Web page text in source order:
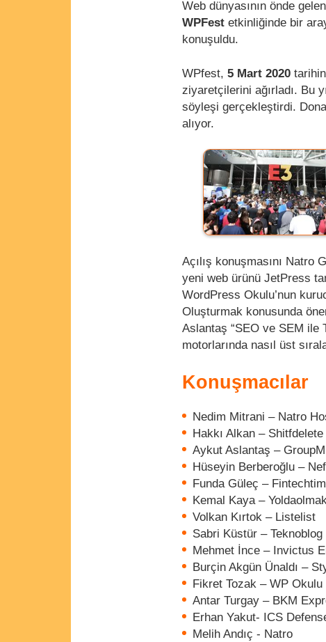
Web dünyasının önde
WPFest etkinliğinde bir
konuşuldu.
WPfest, 5 Mart 2020
ziyaretçilerini ağırladı. Bu
söyleşi gerçekleştirdi.
alıyor.
Açılış konuşmasını Natro
yeni web ürünü JetPress
WordPress Okulu’nun
Oluşturmak konusunda
Aslantaş “SEO ve SEM ile
motorlarında nasıl üst
Konuşmacılar
Nedim Mitrani – Natro
Hakkı Alkan – Shitfdelete
Aykut Aslantaş –
Hüseyin Berberoğlu –
Funda Güleç –
Kemal Kaya –
Volkan Kırtok – Listelist
Sabri Küstür – Teknoblog
Mehmet İnce – Invictus
Burçin Akgün Ünaldı –
Fikret Tozak – WP Okulu
Antar Turgay – BKM
Erhan Yakut- ICS
Melih Andıç - Natro